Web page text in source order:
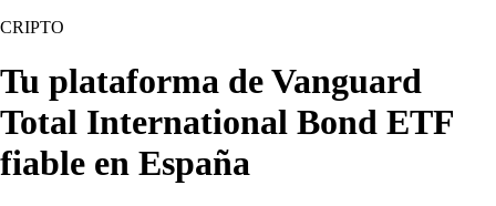
CRIPTO
Tu plataforma de Vanguard
Total International Bond ETF
fiable en España